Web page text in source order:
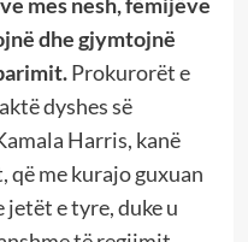
dhe gjymtojnë
Prokurorët e
dyshes së
Harris, kanë
që me kurajo guxuan
e tyre, duke u